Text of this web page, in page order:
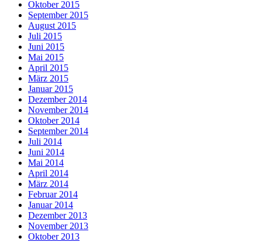
Oktober 2015
September 2015
August 2015
Juli 2015
Juni 2015
Mai 2015
April 2015
März 2015
Januar 2015
Dezember 2014
November 2014
Oktober 2014
September 2014
Juli 2014
Juni 2014
Mai 2014
April 2014
März 2014
Februar 2014
Januar 2014
Dezember 2013
November 2013
Oktober 2013